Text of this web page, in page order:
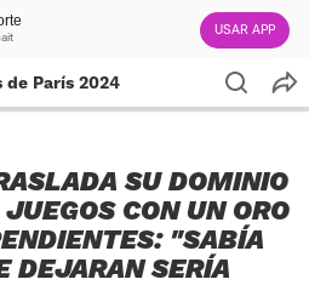
USAR APP
de París 2024
SU DOMINIO
CON UN ORO
"SABÍA
DEJARAN SERÍA